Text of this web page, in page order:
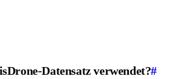
Datensatz verwendet?#